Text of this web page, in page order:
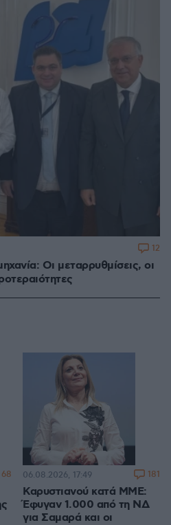
Οι μεταρρυθμίσεις, οι
12
68
Καρυστιανού κατά ΜΜΕ:
Έφυγαν 1.000 από τη ΝΔ
για Σαμαρά και οι
06.08.2026, 17:49 181